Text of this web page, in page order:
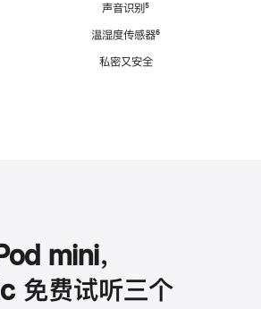
声音识别脚
⁵
温湿度传感器脚
⁶
私密又安全
mini，
免费试听三个